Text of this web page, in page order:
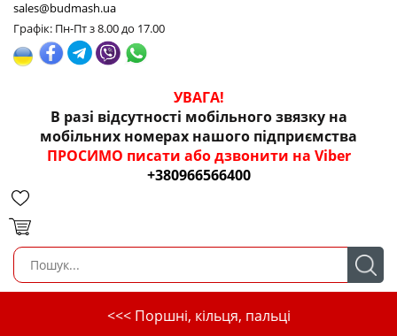
sales@budmash.ua
Графік: Пн-Пт з 8.00 до 17.00
УВАГА!
В разі відсутності мобільного звязку на
мобільних номерах нашого підприємства
ПРОСИМО писати або дзвонити на Viber
+380966566400
<<< Поршні, кільця, пальці